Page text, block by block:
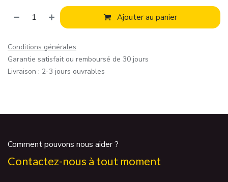
Ajouter au panier
Conditions générales
Garantie satisfait ou remboursé de 30 jours
Livraison : 2-3 jours ouvrables
Comment pouvons nous aider ?
Contactez-nous à tout moment